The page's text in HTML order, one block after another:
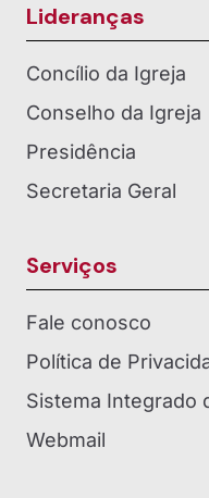
Lideranças
Concílio da Igreja
Conselho da Igreja
Presidência
Secretaria Geral
Serviços
Fale conosco
Política de
Sistema Integrado
Webmail